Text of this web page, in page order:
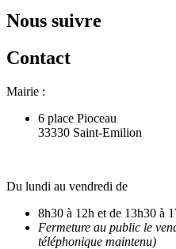
Nous suivre
Contact
Mairie :
6 place Pioceau
33330 Saint-Emilion
Du lundi au vendredi de
8h30 à 12h et de 13h30 à
Fermeture au public le
téléphonique maintenu)